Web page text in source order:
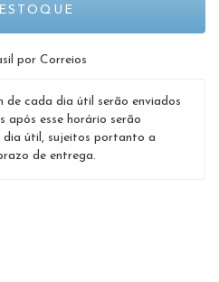
por Correios
de cada dia útil serão enviados
após esse horário serão
dia útil, sujeitos portanto a
de entrega.